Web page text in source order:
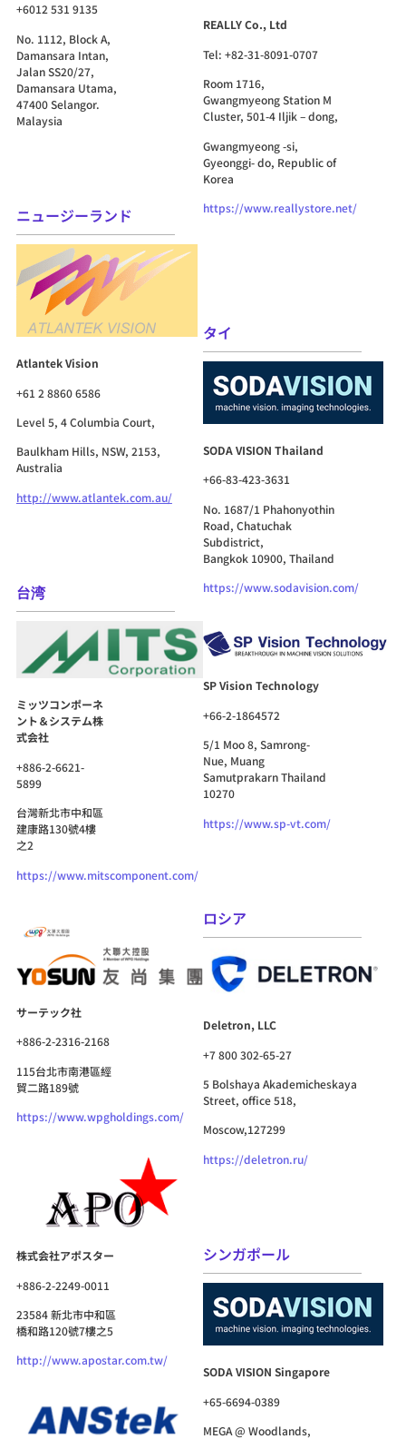
+6012 531 9135
No. 1112, Block A,
Damansara Intan,
Jalan SS20/27,
Damansara Utama,
47400 Selangor.
Malaysia
ニュージーランド
Atlantek Vision
+61 2 8860 6586
Level 5, 4 Columbia Court,
Baulkham Hills, NSW, 2153,
Australia
http://www.atlantek.com.au/
台湾
ミッツコンポーネ
ント＆システム株
式会社
+886-2-6621-
5899
台灣新北市中和區
建康路130號4樓
之2
https://www.mitscomponent.com/
サーテック社
+886-2-2316-2168
115台北市南港區經
貿二路189號
https://www.wpgholdings.com/
株式会社アポスター
+886-2-2249-0011
23584 新北市中和區
橋和路120號7樓之5
http://www.apostar.com.tw/
REALLY Co., Ltd
Tel: +82-31-8091-0707
Room 1716,
Gwangmyeong Station M
Cluster, 501-4 Iljik – dong,
Gwangmyeong -si,
Gyeonggi- do, Republic of
Korea
https://www.reallystore.net/
タイ
SODA VISION Thailand
+66-83-423-3631
No. 1687/1 Phahonyothin
Road, Chatuchak
Subdistrict,
Bangkok 10900, Thailand
https://www.sodavision.com/
SP Vision Technology
+66-2-1864572
5/1 Moo 8, Samrong-
Nue, Muang
Samutprakarn Thailand
10270
https://www.sp-vt.com/
ロシア
Deletron, LLC
+7 800 302-65-27
5 Bolshaya Akademicheskaya
Street, office 518,
Moscow,127299
https://deletron.ru/
シンガポール
SODA VISION Singapore
+65-6694-0389
MEGA @ Woodlands,